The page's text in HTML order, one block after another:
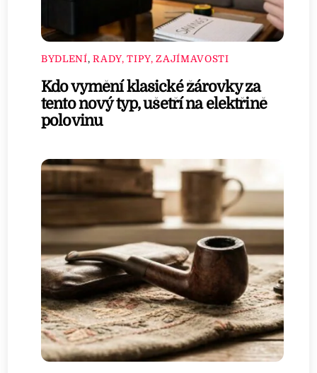
BYDLENÍ,RADY, TIPY, ZAJÍMAVOSTI
Kdo vymění klasické žárovky za
tento nový typ, ušetří na elektřině
polovinu